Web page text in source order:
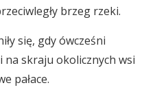
brzeg rzeki.
się, gdy ówcześni
skraju okolicznych wsi
pałace.